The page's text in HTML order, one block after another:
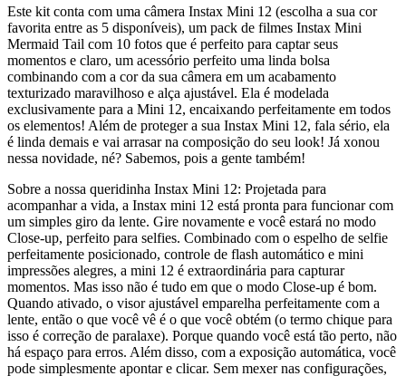
Este kit conta com uma câmera Instax Mini 12 (escolha a sua cor
favorita entre as 5 disponíveis), um pack de filmes Instax Mini
Mermaid Tail com 10 fotos que é perfeito para captar seus
momentos e claro, um acessório perfeito uma linda bolsa
combinando com a cor da sua câmera em um acabamento
texturizado maravilhoso e alça ajustável. Ela é modelada
exclusivamente para a Mini 12, encaixando perfeitamente em todos
os elementos! Além de proteger a sua Instax Mini 12, fala sério, ela
é linda demais e vai arrasar na composição do seu look! Já xonou
nessa novidade, né? Sabemos, pois a gente também!
Sobre a nossa queridinha Instax Mini 12: Projetada para
acompanhar a vida, a Instax mini 12 está pronta para funcionar com
um simples giro da lente. Gire novamente e você estará no modo
Close-up, perfeito para selfies. Combinado com o espelho de selfie
perfeitamente posicionado, controle de flash automático e mini
impressões alegres, a mini 12 é extraordinária para capturar
momentos. Mas isso não é tudo em que o modo Close-up é bom.
Quando ativado, o visor ajustável emparelha perfeitamente com a
lente, então o que você vê é o que você obtém (o termo chique para
isso é correção de paralaxe). Porque quando você está tão perto, não
há espaço para erros. Além disso, com a exposição automática, você
pode simplesmente apontar e clicar. Sem mexer nas configurações,